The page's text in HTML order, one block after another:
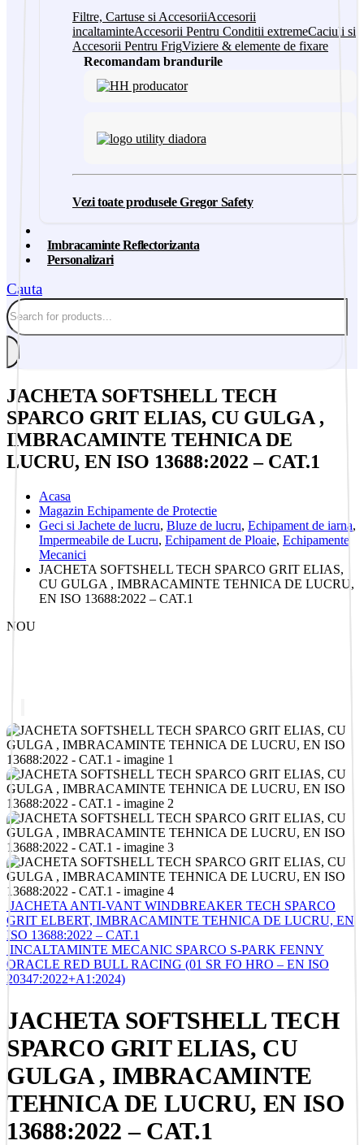
Filtre, Cartuse si AccesoriiAccesorii
incaltaminteAccesorii Pentru Conditii extremeCaciuli si
Accesorii Pentru FrigViziere & elemente de fixare
Recomandam brandurile
Vezi toate produsele Gregor Safety
Imbracaminte Reflectorizanta
Personalizari
Cauta
JACHETA SOFTSHELL TECH
SPARCO GRIT ELIAS, CU GULGA ,
IMBRACAMINTE TEHNICA DE
LUCRU, EN ISO 13688:2022 – CAT.1
Acasa
Magazin Echipamente de Protectie
Geci si Jachete de lucru, Bluze de lucru, Echipament de iarna,
Impermeabile de Lucru, Echipament de Ploaie, Echipamente
Mecanici
JACHETA SOFTSHELL TECH SPARCO GRIT ELIAS,
CU GULGA , IMBRACAMINTE TEHNICA DE LUCRU,
EN ISO 13688:2022 – CAT.1
NOU
JACHETA ANTI-VANT WINDBREAKER TECH SPARCO
GRIT ELBERT, IMBRACAMINTE TEHNICA DE LUCRU, EN
ISO 13688:2022 – CAT.1
INCALTAMINTE MECANIC SPARCO S-PARK FENNY
ORACLE RED BULL RACING (01 SR FO HRO – EN ISO
20347:2022+A1:2024)
JACHETA SOFTSHELL TECH
SPARCO GRIT ELIAS, CU
GULGA , IMBRACAMINTE
TEHNICA DE LUCRU, EN ISO
13688:2022 – CAT.1